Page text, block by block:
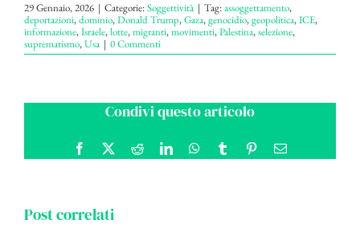
29 Gennaio, 2026 | Categorie:Soggettività | Tag:assoggettamento,
deportazioni,dominio,Donald Trump,Gaza,genocidio,geopolitica,ICE,
informazione,Israele,lotte,migranti,movimenti,Palestina,selezione,
suprematismo,Usa | 0 Commenti
Condivi questo articolo
Facebook RedditLinkedInWhatsApp
Tumblr PinterestEmail
Post correlati